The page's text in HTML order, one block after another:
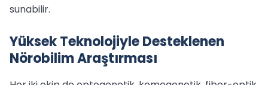
sunabilir.
Yüksek Teknolojiyle Desteklenen
Nörobilim Araştırması